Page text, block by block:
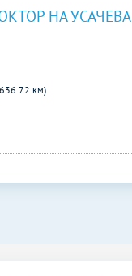
НА УСАЧЕВА
км)